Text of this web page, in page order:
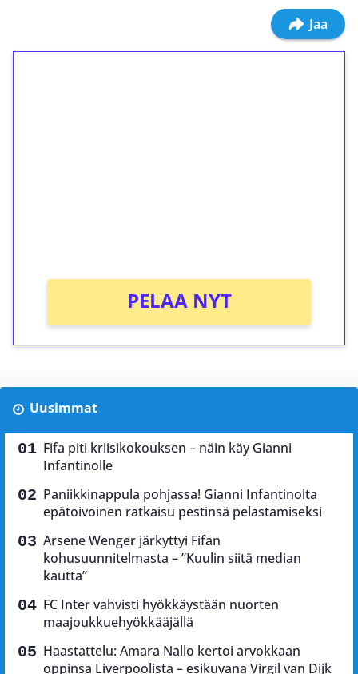
Jaa
PELAA NYT
Uusimmat
Fifa piti kriisikokouksen – näin käy Gianni
Infantinolle
Paniikkinappula pohjassa! Gianni Infantinolta
epätoivoinen ratkaisu pestinsä pelastamiseksi
Arsene Wenger järkyttyi Fifan
kohusuunnitelmasta – ”Kuulin siitä median
kautta”
FC Inter vahvisti hyökkäystään nuorten
maajoukkuehyökkääjällä
Haastattelu: Amara Nallo kertoi arvokkaan
oppinsa Liverpoolista – esikuvana Virgil van Dijk